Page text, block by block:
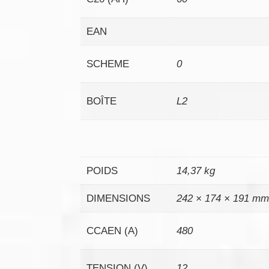
EAN
SCHEME 0
BOÎTE L2
POIDS 14,37 kg
DIMENSIONS 242 × 174 × 191 mm
CCAEN (A) 480